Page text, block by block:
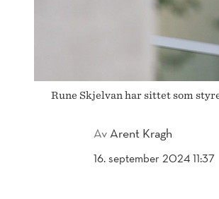
Rune Skjelvan har sittet som
AvArent Kragh
16. september 2024 11:37